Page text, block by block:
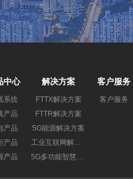
中心
系统
产品
产品
产品
产品
解决方案
FTTX解决方案
FTTR解决方案
5G能源解决方案
客户服务
客户服务